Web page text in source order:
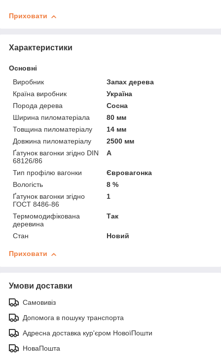
Приховати
Характеристики
Основні
Виробник
Запах дерева
Країна виробник
Україна
Порода дерева
Сосна
Ширина пиломатеріала
80 мм
Товщина пиломатеріалу
14 мм
Довжина пиломатеріалу
2500 мм
Ґатунок вагонки згідно DIN
68126/86
А
Тип профілю вагонки
Євровагонка
Вологість
8 %
Ґатунок вагонки згідно
ГОСТ 8486-86
1
Термомодифікована
деревина
Так
Стан Новий
Приховати
Умови доставки
Самовивіз
Допомога в пошуку транспорта
Адресна доставка кур'єром НовоїПошти
НоваПошта